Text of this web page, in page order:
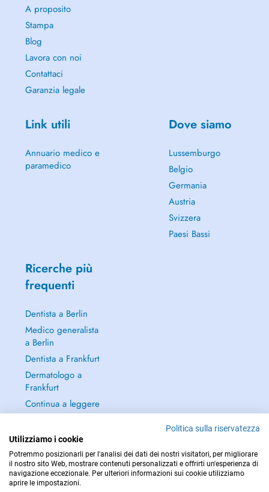
A proposito
Stampa
Blog
Lavora con noi
Contattaci
Garanzia legale
Link utili
Annuario medico e
paramedico
Dove siamo
Lussemburgo
Belgio
Germania
Austria
Svizzera
Paesi Bassi
Ricerche più
frequenti
Dentista a Berlin
Medico generalista
a Berlin
Dentista a Frankfurt
Dermatologo a
Frankfurt
Continua a leggere
→
PER LE URGENZE, CONSULTARE : 112
Politica sulla riservatezza
Utilizziamo i cookie
Potremmo posizionarli per l'analisi dei dati dei nostri visitatori, per migliorare
il nostro sito Web, mostrare contenuti personalizzati e offrirti un'esperienza di
navigazione eccezionale. Per ulteriori informazioni sui cookie utilizziamo
aprire le impostazioni.